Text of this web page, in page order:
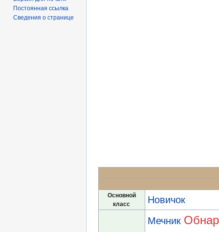
Основной
класс
Новичок
Мечник
Постоянная ссылка
Сведения о странице